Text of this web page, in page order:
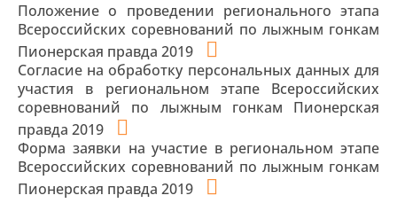
Положение о проведении регионального этапа
Всероссийских соревнований по лыжным гонкам
Пионерская правда 2019
Согласие на обработку персональных данных для
участия в региональном этапе Всероссийских
соревнований по лыжным гонкам Пионерская
правда 2019
Форма заявки на участие в региональном этапе
Всероссийских соревнований по лыжным гонкам
Пионерская правда 2019